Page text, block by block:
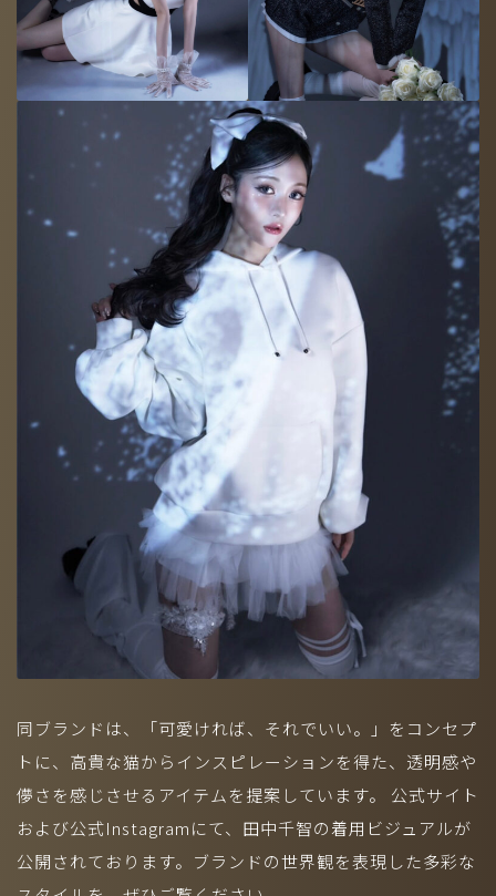
モデル（国籍、男女、年齢問わず）採用中！お気軽に応募くださ
株式会社ディヴァインは、アメリカ・ロサンゼルスに本社を置く一
流俳優・タレントエージェンシー「SHEER」と業務提携していま
305, 1-40-16 YOYOGI SHIBUYA-KU TOKYO, 150-0053 JAPAN
©2026 DIVINE
同ブランドは、「可愛ければ、それでいい。」をコンセプ
トに、高貴な猫からインスピレーションを得た、透明感や
儚さを感じさせるアイテムを提案しています。 公式サイト
および公式Instagramにて、田中千智の着用ビジュアルが
公開されております。ブランドの世界観を表現した多彩な